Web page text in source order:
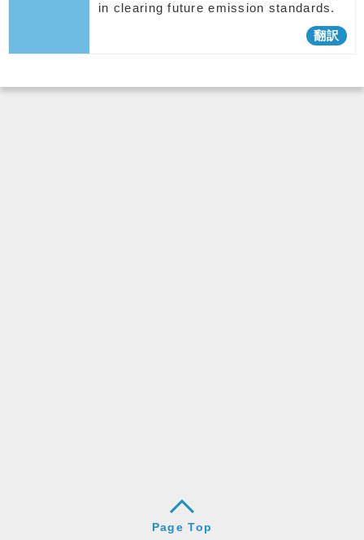
in clearing future emission standards.
翻訳
Page Top